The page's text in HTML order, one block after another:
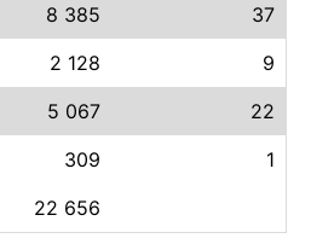
8 385
37
2 128
9
5 067
22
309
1
22 656